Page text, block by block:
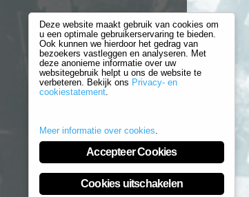
Deze website maakt gebruik van cookies om
u een optimale gebruikerservaring te bieden.
Ook kunnen we hierdoor het gedrag van
bezoekers vastleggen en analyseren. Met
deze anonieme informatie over uw
websitegebruik helpt u ons de website te
verbeteren. Bekijk ons Privacy- en
cookiestatement.
Meer informatie over cookies.
Accepteer Cookies
Cookies uitschakelen